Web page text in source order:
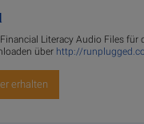
Literacy Audio Files für
über http://
erhalten